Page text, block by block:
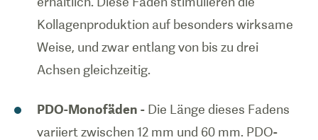
Kollagenproduktion auf besonders wirksame
Weise, und zwar entlang von bis zu drei
Achsen gleichzeitig.
PDO-Monofäden - Die Länge dieses Fadens
variiert zwischen 12 mm und 60 mm. PDO-